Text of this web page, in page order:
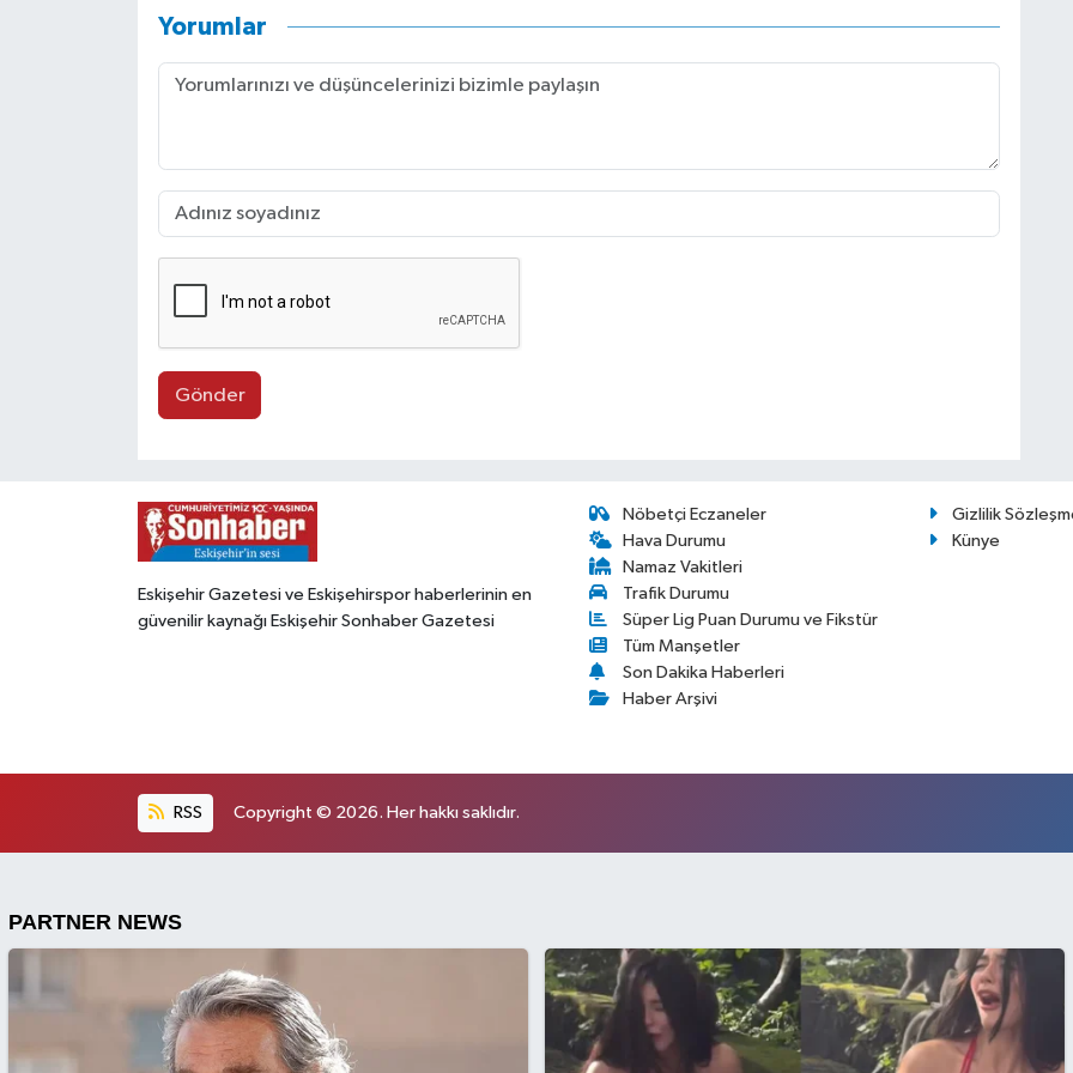
Yorumlar
Gönder
Eskişehir Gazetesi ve Eskişehirspor haberlerinin en
güvenilir kaynağı Eskişehir Sonhaber Gazetesi
Nöbetçi Eczaneler
Hava Durumu
Namaz Vakitleri
Trafik Durumu
Süper Lig Puan Durumu ve Fikstür
Tüm Manşetler
Son Dakika Haberleri
Haber Arşivi
Gizlilik
Künye
RSS Copyright © 2026. Her hakkı saklıdır.